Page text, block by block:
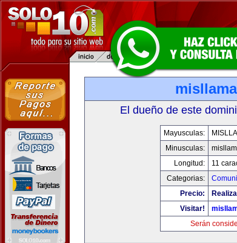
El dueño de este
Mayusculas:
Minusculas:
Longitud:
11
Categorias:
Precio:
Visitar!
Serán